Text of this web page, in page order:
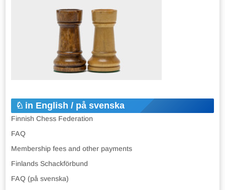
in English / på svenska
Finnish Chess Federation
FAQ
Membership fees and other payments
Finlands Schackförbund
FAQ (på svenska)